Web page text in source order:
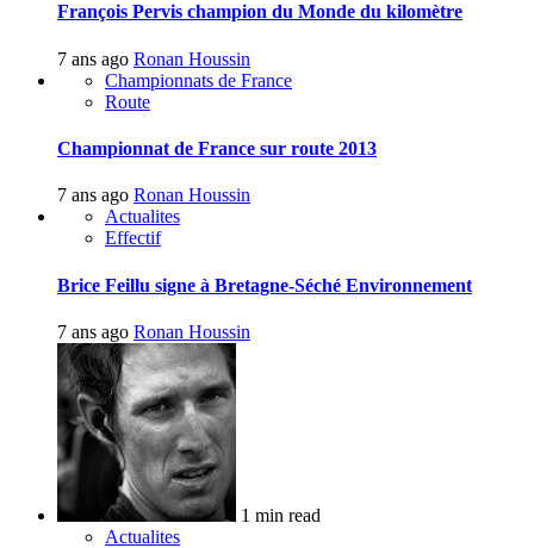
François Pervis champion du Monde du kilomètre
7 ans ago Ronan Houssin
Championnats de France
Route
Championnat de France sur route 2013
7 ans ago Ronan Houssin
Actualites
Effectif
Brice Feillu signe à Bretagne-Séché Environnement
7 ans ago Ronan Houssin
1 min read
Actualites